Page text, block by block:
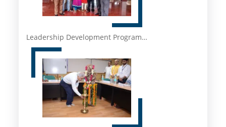
Leadership Development Program…